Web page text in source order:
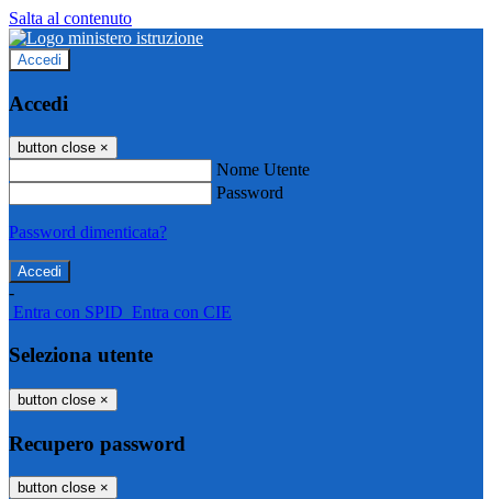
Salta al contenuto
Accedi
Accedi
button close ×
Nome Utente
Password
Password dimenticata?
-
Entra con SPID Entra con CIE
Seleziona utente
button close ×
Recupero password
button close ×